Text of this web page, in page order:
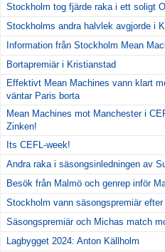
Stockholm tog fjärde raka i ett soligt
Stockholms andra halvlek avgjorde i
Information från Stockholm Mean
Bortapremiär i Kristianstad
Effektivt Mean Machines vann klart
väntar Paris borta
Mean Machines mot Manchester i
Zinken!
Its CEFL-week!
Andra raka i säsongsinledningen av
Besök från Malmö och genrep inför
Stockholm vann säsongspremiär
Säsongspremiär och Michas match
Lagbygget 2024: Anton Källholm